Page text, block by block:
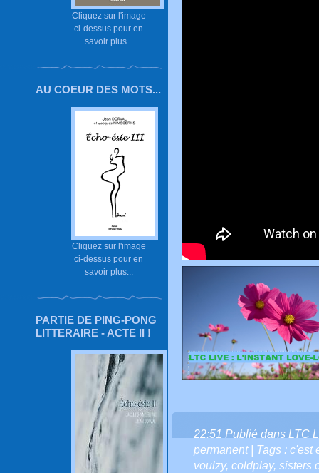
Cliquez sur l'image
ci-dessus pour en
savoir plus...
AU COEUR DES MOTS...
Cliquez sur l'image
ci-dessus pour en
savoir plus...
PARTIE DE PING-PONG
LITTERAIRE - ACTE II !
22:51 Publié dans LTC
permanent| Tags : c'est
voulzy, coldplay, sisters